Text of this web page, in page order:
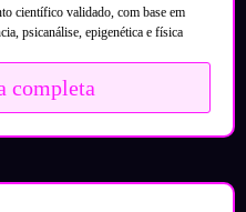
científico validado, com base em
psicanálise, epigenética e física
completa